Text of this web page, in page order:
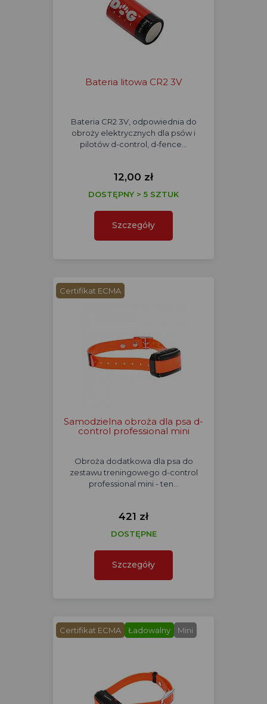
Bateria litowa CR2 3V
Bateria CR2 3V, odpowiednia do
obroży elektrycznych dla psów i
pilotów d-control, d-fence…
12,00 zł
DOSTĘPNY > 5 SZTUK
Szczegóły
Certifikat ECMA
Samodzielna obroża dla psa d-
control professional mini
Obroża dodatkowa dla psa do
zestawu treningowego d-control
professional mini - ten…
421 zł
DOSTĘPNE
Szczegóły
Certifikat ECMA Ładowalny Mini